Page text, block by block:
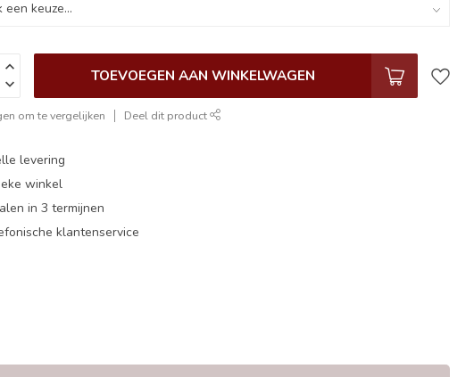
TOEVOEGEN AAN WINKELWAGEN
om te vergelijken Deel dit product
levering
winkel
in 3 termijnen
klantenservice